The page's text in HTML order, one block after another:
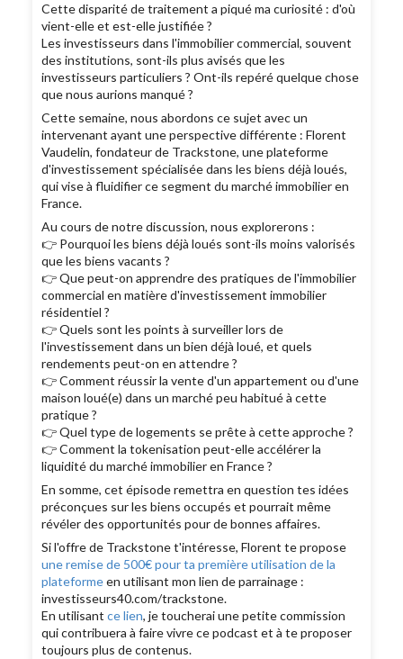
Cette disparité de traitement a piqué ma curiosité : d'où
vient-elle et est-elle justifiée ?
Les investisseurs dans l'immobilier commercial, souvent
des institutions, sont-ils plus avisés que les
investisseurs particuliers ? Ont-ils repéré quelque chose
que nous aurions manqué ?
Cette semaine, nous abordons ce sujet avec un
intervenant ayant une perspective différente : Florent
Vaudelin, fondateur de Trackstone, une plateforme
d'investissement spécialisée dans les biens déjà loués,
qui vise à fluidifier ce segment du marché immobilier en
France.
Au cours de notre discussion, nous explorerons :
👉 Pourquoi les biens déjà loués sont-ils moins valorisés
que les biens vacants ?
👉 Que peut-on apprendre des pratiques de l'immobilier
commercial en matière d'investissement immobilier
résidentiel ?
👉 Quels sont les points à surveiller lors de
l'investissement dans un bien déjà loué, et quels
rendements peut-on en attendre ?
👉 Comment réussir la vente d'un appartement ou d'une
maison loué(e) dans un marché peu habitué à cette
pratique ?
👉 Quel type de logements se prête à cette approche ?
👉 Comment la tokenisation peut-elle accélérer la
liquidité du marché immobilier en France ?
En somme, cet épisode remettra en question tes idées
préconçues sur les biens occupés et pourrait même
révéler des opportunités pour de bonnes affaires.
Si l'offre de Trackstone t'intéresse, Florent te propose
une remise de 500€ pour ta première utilisation de la
plateformeen utilisant mon lien de parrainage :
investisseurs40.com/trackstone.
En utilisantce lien, je toucherai une petite commission
qui contribuera à faire vivre ce podcast et à te proposer
toujours plus de contenus.